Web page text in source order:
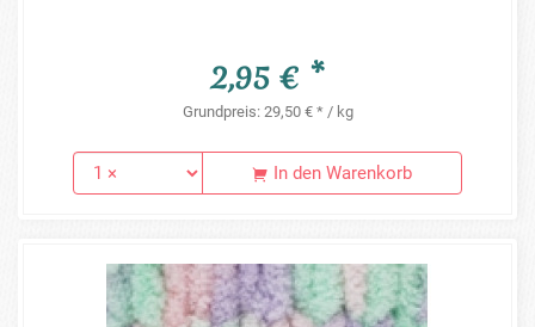
2,95 € *
Grundpreis: 29,50 € * / kg
In den Warenkorb